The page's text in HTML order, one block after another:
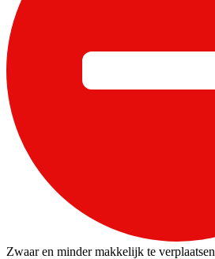
Zwaar en minder makkelijk te verplaatsen